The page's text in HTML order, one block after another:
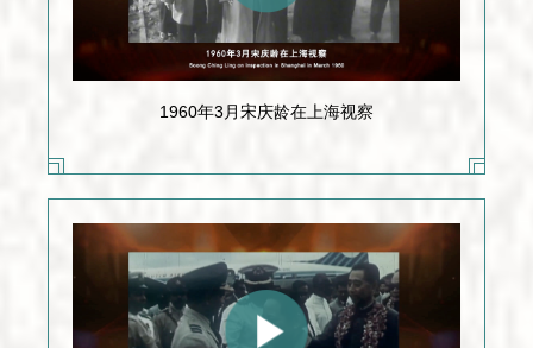
1960年3月宋庆龄在上海视察